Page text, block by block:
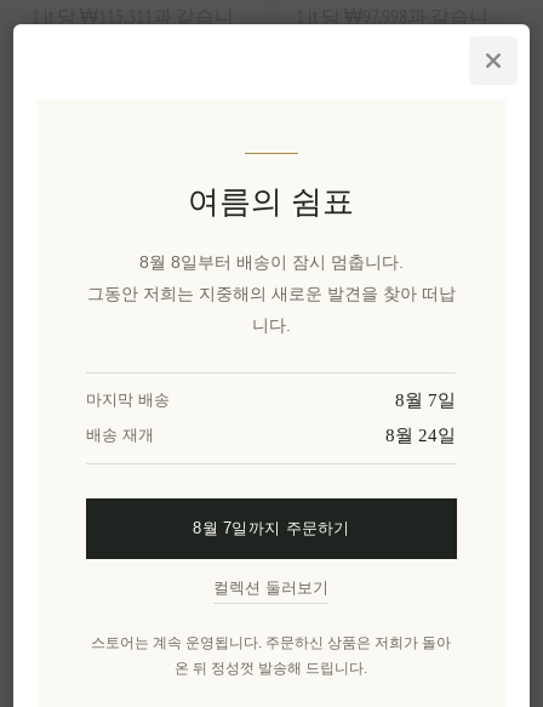
파마코 울트라 프리미
엄 엑스트라 버진 올리
브오일 고폴리페놀
500ml 그리스 크레타산
유기농 인증
₩40,343 세금 별도
1 lt 당 ₩80,686과 같습니
여름의 쉼표
8월 8일부터 배송이 잠시 멈춥니다.
그동안 저희는 지중해의 새로운 발견을 찾아 떠납
니다.
마지막 배송 8월 7일
배송 재개 8월 24일
8월 7일까지 주문하기
컬렉션 둘러보기
스토어는 계속 운영됩니다. 주문하신 상품은 저희가 돌아
온 뒤 정성껏 발송해 드립니다.